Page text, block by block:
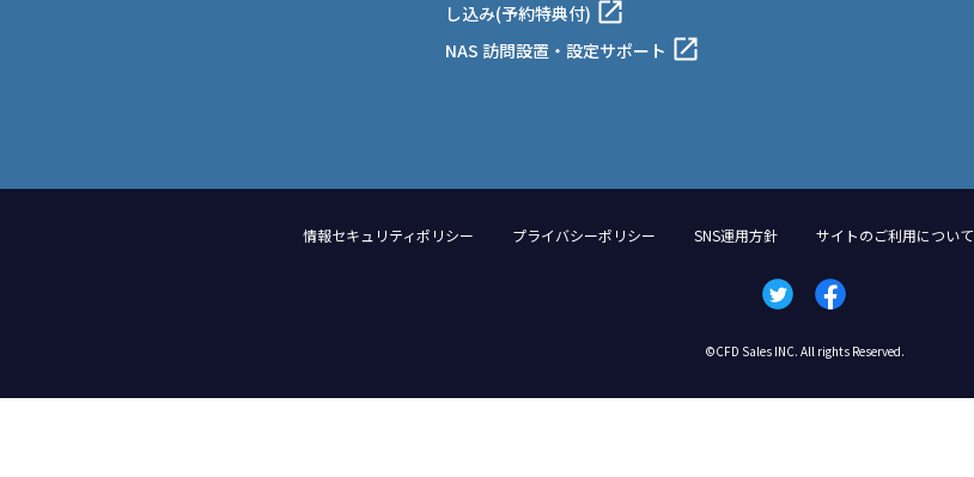
し込み(予約特典付)
NAS 訪問設置・設定サポート
情報セキュリティポリシー プライバシーポリシー SNS運用方針 サイトのご利用について
©CFD Sales INC. All rights Reserved.